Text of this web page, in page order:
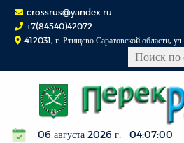
crossrus@yandex.ru
+7(84540)42072
412031, г. Ртищево Саратовской области,
06 августа 2026 г. 04:07:00